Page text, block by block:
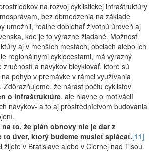
na rozvoj cyklistickej infraštruktúry
bez obmedzenia na základe
umožnil, reálne dobiehať životnú úroveň aj
kde je to výrazne žiadané. Možnosť
aj v menších mestách, obciach alebo ich
regionálnymi cyklocestami, má výrazný
zručností a návykov bicyklovať, ktoré sú
pohyb v premávke v rámci využívania
Zdôrazňujeme, že nárast počtu cyklistov
o infraštruktúre, ale hlavne o motivácií
návykov- a to aj prostredníctvom budovania
na to, že plán obnovy nie je dar z
to úver, ktorý budeme musieť splácať.[11]
žijete v Bratislave alebo v Čiernej nad Tisou.